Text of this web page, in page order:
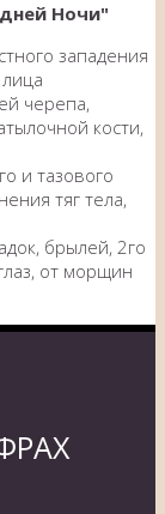
Ночи"
западения
черепа,
кости,
и тазового
тяг тела,
брылей, 2го
от морщин